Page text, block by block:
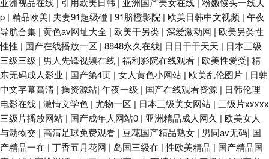
p | 精品欧美| 夫妻91超级碰 | 91脐橙影院 | 欧美日韩中文视频 | 午夜
导航合集 | 黄色av网址大全 | 欧美干另类 | 深爱激动网 | 欧美另类性
性性 | 国产在线播放一区 | 8848永久在线| 日日干干天天 | 日本三级
三级三级 | 男人先锋视频在线 | 福利影院在线观看 | 欧美性爱受| 精
东无码成人影业 | 国产第4页 | 女人黄色小网站 | 欧美乱伦图片 | 日韩
中文字幕高清 | 操资源站| 午夜一级 | 国产在线观看资源 | 日韩伦理
电影在线 | 激情文学色 | 尤物一区 | 日本三级美女网站 | 三级片xxxxx
三级片播放网站 | 国产成年人网站0 | 亚洲精品成人网久 | 欧美女人
与动物交 | 高清足球免费观看 | 豆花国产精品熟女 | 男同av无码| 国
产精品一在 | 丁香五月花网 | 岛国三级在 |性欧美精品 | 国产精品国